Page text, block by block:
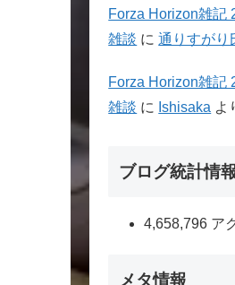
Forza Horizon雑記
雑談 に通りすがり
Forza Horizon雑記
雑談 に Ishisaka よ
ブログ統計情
4,658,796 ア
メタ情報